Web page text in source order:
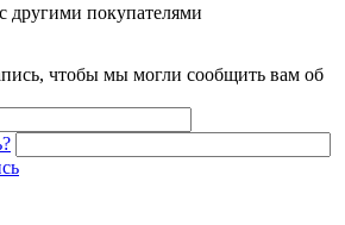
другими покупателями
чтобы мы могли сообщить вам об